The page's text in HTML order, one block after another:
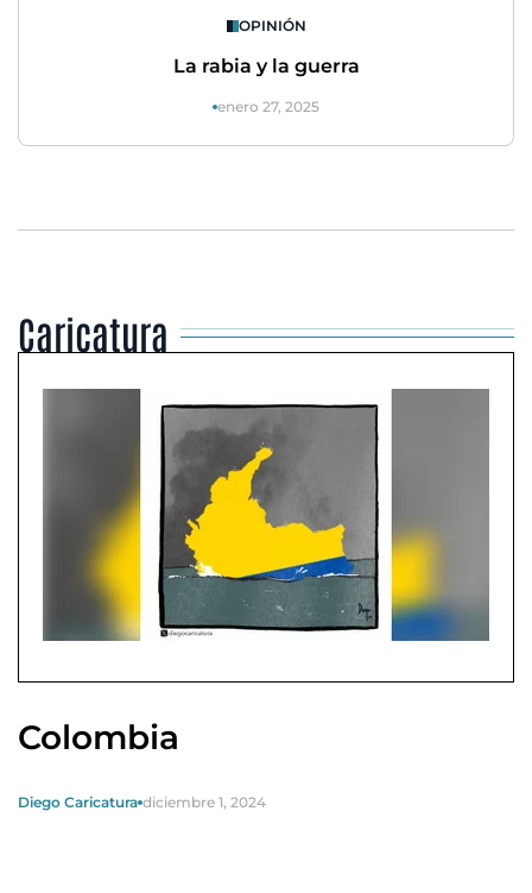
OPINIÓN
La rabia y la guerra
enero 27, 2025
Caricatura
Colombia
Diego Caricatura diciembre 1, 2024